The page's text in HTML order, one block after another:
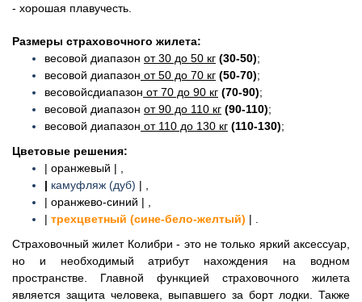
- хорошая плавучесть.
Размеры страховочного жилета:
весовой диапазон от 30 до 50 кг (30-50);
весовой диапазон от 50 до 70 кг (50-70);
весовойсдиапазон от 70 до 90 кг (70-90);
весовой диапазон от 90 до 110 кг (90-110);
весовой диапазон от 110 до 130 кг (110-130);
Цветовые решения:
| оранжевый | ,
| камуфляж (дуб) | ,
| оранжево-синий | ,
| трехцветный (сине-бело-желтый) | .
Страховочный жилет Колибри - это не только яркий аксессуар,
но и необходимый атрибут нахождения на водном
пространстве. Главной функцией страховочного жилета
является защита человека, выпавшего за борт лодки. Также